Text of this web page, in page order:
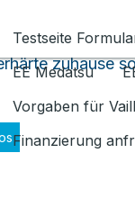
Testseite
EE Medatsu
Vorgaben für
Finanzierung
zuhause